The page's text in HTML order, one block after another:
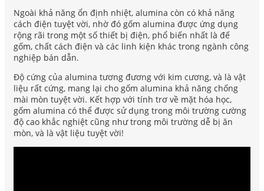
Ngoài khả năng ổn định nhiệt, alumina còn có khả năng
cách điện tuyệt vời, nhờ đó gốm alumina được ứng dụng
rộng rãi trong một số thiết bị điện, phổ biến nhất là đế
gốm, chất cách điện và các linh kiện khác trong ngành công
nghiệp bán dẫn.
Độ cứng của alumina tương đương với kim cương, và là vật
liệu rất cứng, mang lại cho gốm alumina khả năng chống
mài mòn tuyệt vời. Kết hợp với tính trơ về mặt hóa học,
gốm alumina có thể được sử dụng trong môi trường cường
độ cao khắc nghiệt cũng như trong môi trường dễ bị ăn
mòn, và là vật liệu tuyệt vời!